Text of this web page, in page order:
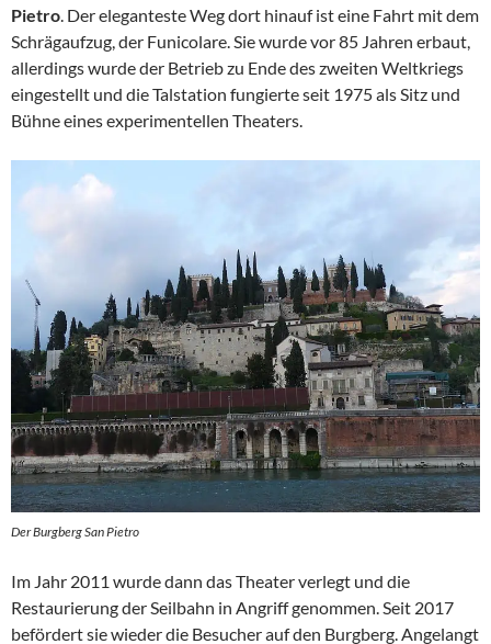
Pietro . Der eleganteste Weg dort hinauf ist eine Fahrt mit dem
Schrägaufzug, der Funicolare. Sie wurde vor 85 Jahren erbaut,
allerdings wurde der Betrieb zu Ende des zweiten Weltkriegs
eingestellt und die Talstation fungierte seit 1975 als Sitz und
Bühne eines experimentellen Theaters.
Der Burgberg San Pietro
Im Jahr 2011 wurde dann das Theater verlegt und die
Restaurierung der Seilbahn in Angriff genommen. Seit 2017
befördert sie wieder die Besucher auf den Burgberg. Angelangt